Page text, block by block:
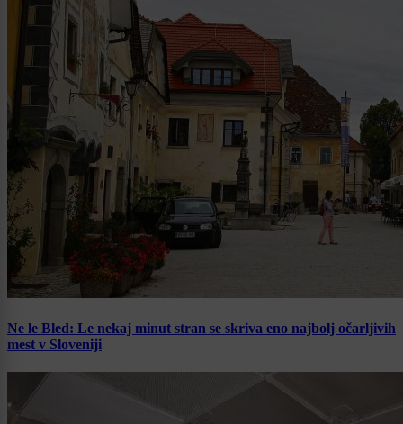
Ne le Bled: Le nekaj minut stran se skriva eno najbolj očarljivih
mest v Sloveniji